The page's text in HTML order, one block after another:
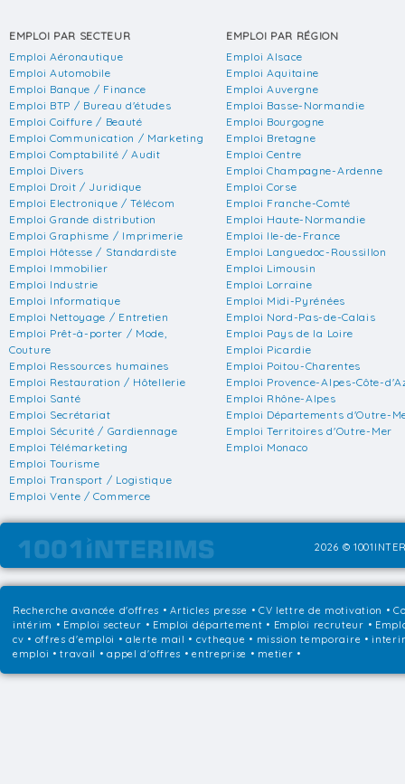
EMPLOI PAR SECTEUR
Emploi Aéronautique
Emploi Automobile
Emploi Banque / Finance
Emploi BTP / Bureau d'études
Emploi Coiffure / Beauté
Emploi Communication / Marketing
Emploi Comptabilité / Audit
Emploi Divers
Emploi Droit / Juridique
Emploi Electronique / Télécom
Emploi Grande distribution
Emploi Graphisme / Imprimerie
Emploi Hôtesse / Standardiste
Emploi Immobilier
Emploi Industrie
Emploi Informatique
Emploi Nettoyage / Entretien
Emploi Prêt-à-porter / Mode,
Couture
Emploi Ressources humaines
Emploi Restauration / Hôtellerie
Emploi Santé
Emploi Secrétariat
Emploi Sécurité / Gardiennage
Emploi Télémarketing
Emploi Tourisme
Emploi Transport / Logistique
Emploi Vente / Commerce
EMPLOI PAR RÉGION
Emploi Alsace
Emploi Aquitaine
Emploi Auvergne
Emploi Basse-Normandie
Emploi Bourgogne
Emploi Bretagne
Emploi Centre
Emploi Champagne-Ardenne
Emploi Corse
Emploi Franche-Comté
Emploi Haute-Normandie
Emploi Ile-de-France
Emploi Languedoc-Roussillon
Emploi Limousin
Emploi Lorraine
Emploi Midi-Pyrénées
Emploi Nord-Pas-de-Calais
Emploi Pays de la Loire
Emploi Picardie
Emploi Poitou-Charentes
Emploi Provence-Alpes-Côte-
Emploi Rhône-Alpes
Emploi Départements d'Outre-
Emploi Territoires d'Outre-Mer
Emploi Monaco
2026 ©
Recherche avancée d'offres •Articles presse • CV lettre de motivation •
intérim • Emploi secteur • Emploi département • Emploi recruteur •
cv • offres d'emploi • alerte mail • cvtheque • mission temporaire •
emploi • travail • appel d'offres • entreprise • metier •